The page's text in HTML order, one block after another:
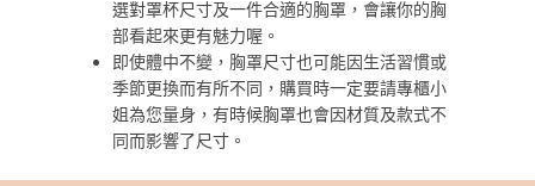
選對罩杯尺寸及一件合適的胸罩，會讓你的胸
部看起來更有魅力喔。
即使體中不變，胸罩尺寸也可能因生活習慣或
季節更換而有所不同，購買時一定要請專櫃小
姐為您量身，有時候胸罩也會因材質及款式不
同而影響了尺寸。